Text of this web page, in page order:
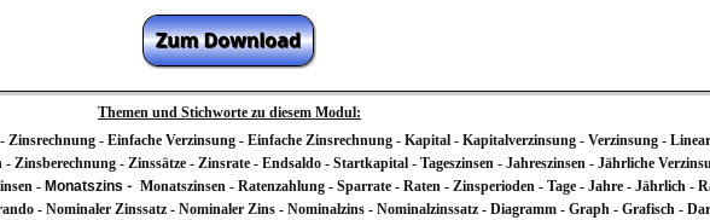
Themen und Stichworte zu diesem Modul:
Zinsrechnung - Einfache Verzinsung - Einfache Zinsrechnung - Kapital - Kapitalverzinsung - Verzinsung -
Zinsberechnung - Zinssätze - Zinsrate - Endsaldo - Startkapital - Tageszinsen - Jahreszinsen - Jährliche
- Monatszins - Monatszinsen - Ratenzahlung - Sparrate - Raten - Zinsperioden - Tage - Jahre - Jährlich -
- Nominaler Zinssatz - Nominaler Zins - Nominalzins - Nominalzinssatz - Diagramm - Graph - Grafisch -